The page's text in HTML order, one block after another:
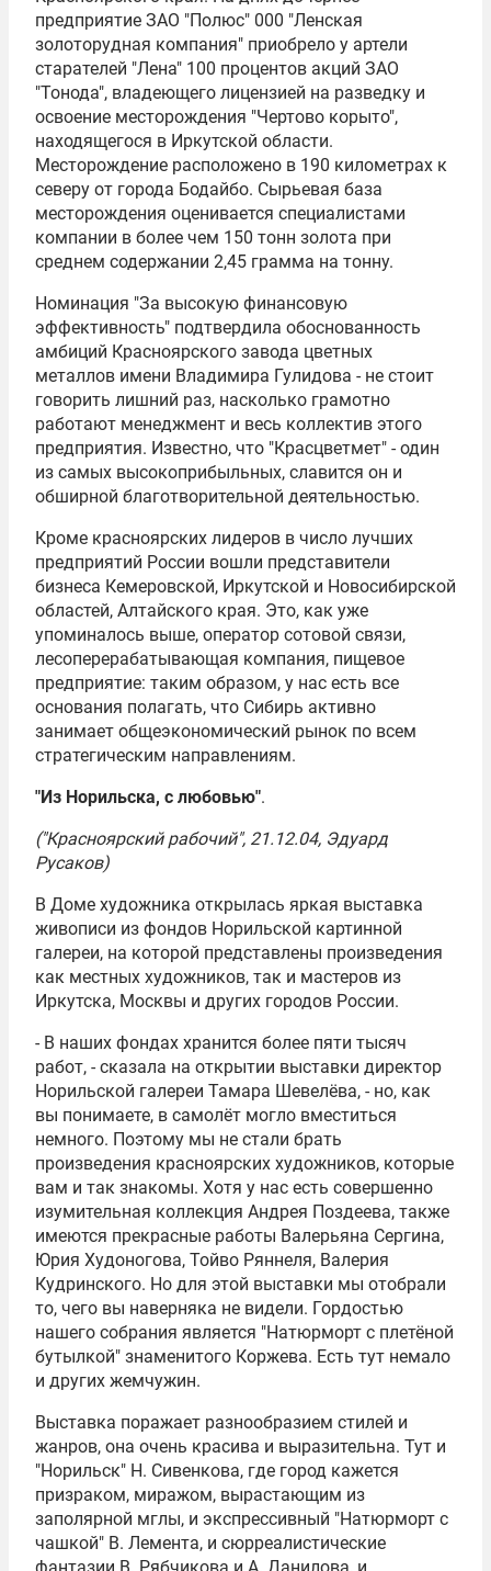
предприятие ЗАО "Полюс" 000 "Ленская
золоторудная компания" приобрело у артели
старателей "Лена" 100 процентов акций ЗАО
"Тонода", владеющего лицензией на разведку и
освоение месторождения "Чертово корыто",
находящегося в Иркутской области.
Месторождение расположено в 190 километрах к
северу от города Бодайбо. Сырьевая база
месторождения оценивается специалистами
компании в более чем 150 тонн золота при
среднем содержании 2,45 грамма на тонну.
Номинация "За высокую финансовую
эффективность" подтвердила обоснованность
амбиций Красноярского завода цветных
металлов имени Владимира Гулидова - не стоит
говорить лишний раз, насколько грамотно
работают менеджмент и весь коллектив этого
предприятия. Известно, что "Красцветмет" - один
из самых высокоприбыльных, славится он и
обширной благотворительной деятельностью.
Кроме красноярских лидеров в число лучших
предприятий России вошли представители
бизнеса Кемеровской, Иркутской и Новосибирской
областей, Алтайского края. Это, как уже
упоминалось выше, оператор сотовой связи,
лесоперерабатывающая компания, пищевое
предприятие: таким образом, у нас есть все
основания полагать, что Сибирь активно
занимает общеэкономический рынок по всем
стратегическим направлениям.
"Из Норильска, с любовью".
("Красноярский рабочий", 21.12.04, Эдуард
Русаков)
В Доме художника открылась яркая выставка
живописи из фондов Норильской картинной
галереи, на которой представлены произведения
как местных художников, так и мастеров из
Иркутска, Москвы и других городов России.
- В наших фондах хранится более пяти тысяч
работ, - сказала на открытии выставки директор
Норильской галереи Тамара Шевелёва, - но, как
вы понимаете, в самолёт могло вместиться
немного. Поэтому мы не стали брать
произведения красноярских художников, которые
вам и так знакомы. Хотя у нас есть совершенно
изумительная коллекция Андрея Поздеева, также
имеются прекрасные работы Валерьяна Сергина,
Юрия Худоногова, Тойво Ряннеля, Валерия
Кудринского. Но для этой выставки мы отобрали
то, чего вы наверняка не видели. Гордостью
нашего собрания является "Натюрморт с плетёной
бутылкой" знаменитого Коржева. Есть тут немало
и других жемчужин.
Выставка поражает разнообразием стилей и
жанров, она очень красива и выразительна. Тут и
"Норильск" Н. Сивенкова, где город кажется
призраком, миражом, вырастающим из
заполярной мглы, и экспрессивный "Натюрморт с
чашкой" В. Лемента, и сюрреалистические